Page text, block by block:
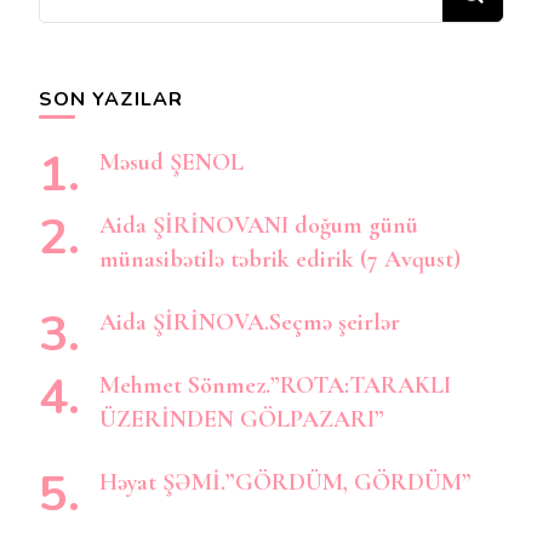
şey
SON YAZILAR
Məsud ŞENOL
Aida ŞİRİNOVANI doğum günü
münasibətilə təbrik edirik (7 Avqust)
Aida ŞİRİNOVA.Seçmə şeirlər
Mehmet Sönmez.”ROTA:TARAKLI
ÜZERİNDEN GÖLPAZARI”
Həyat ŞƏMİ.”GÖRDÜM, GÖRDÜM”